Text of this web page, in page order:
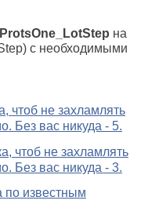
ProtsOne_LotStep на
с необходимыми
чтоб не захламлять
Без вас никуда - 5.
чтоб не захламлять
Без вас никуда - 3.
по известным